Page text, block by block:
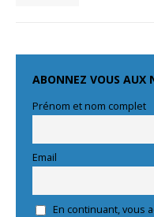
ABONNEZ VOUS AUX
Prénom et nom complet
Email
En continuant, vous